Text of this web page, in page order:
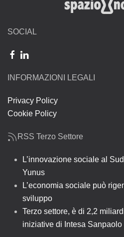
SOCIAL
INFORMAZIONI LEGALI
Privacy Policy
Cookie Policy
RSS Terzo Settore
L’innovazione sociale al
Yunus
L’economia sociale può
sviluppo
Terzo settore, è di 2,2
iniziative di Intesa Sanpaolo